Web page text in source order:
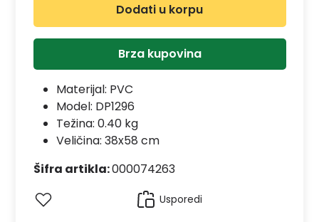
Dodati u korpu
Brza kupovina
Materijal: PVC
Model: DP1296
Težina: 0.40 kg
Veličina: 38x58 cm
Šifra artikla:000074263
Usporedi